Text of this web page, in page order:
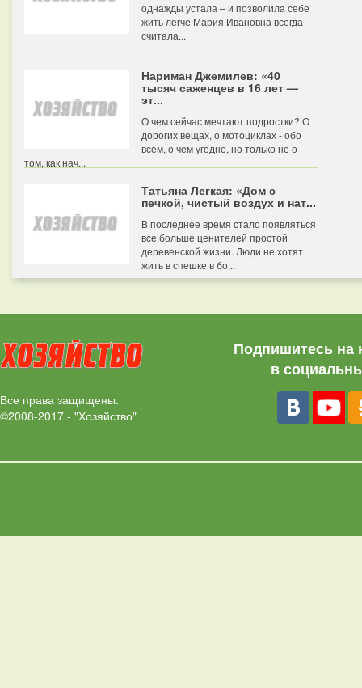
однажды устала – и позволила себе
жить легче Мария Ивановна всегда
считала...
Нариман Джемилев: «40
тысяч саженцев в 16 лет —
эт...
О чем сейчас мечтают подростки? О
дорогих вещах, о мотоциклах - обо
всем, о чем угодно, но только не о
том, как нач...
Татьяна Легкая: «Дом с
печкой, чистый воздух и нат...
В последнее время стало появляться
все больше ценителей простой
деревенской жизни. Люди не хотят
жить в спешке в бо...
Все права защищены.
©2008-2017 - "Хозяйство"
Подпишитесь на
в